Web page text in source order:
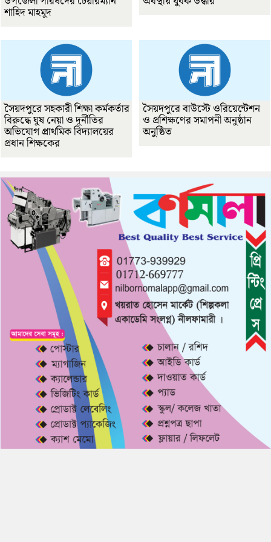
শাহিদ মাহমুদ
সৈয়দপুরে সহকারী শিক্ষা কর্মকর্তার
বিরুদ্ধে ঘুষ নেয়া ও দূর্নীতির
অভিযোগ প্রাথমিক বিদ্যালয়ের
প্রধান শিক্ষকের
সৈয়দপুরে বাউস্টে ওরিয়েন্টেশন
ও প্রশিক্ষণের সমাপনী অনুষ্ঠান
অনুষ্ঠিত